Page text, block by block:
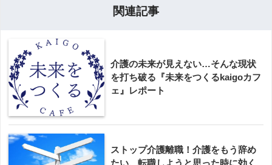
関連記事
介護の未来が見えない…そんな現状
を打ち破る『未来をつくるkaigoカフ
ェ』レポート
ストップ介護離職！介護をもう辞め
たい、転職しようと思った時に効く